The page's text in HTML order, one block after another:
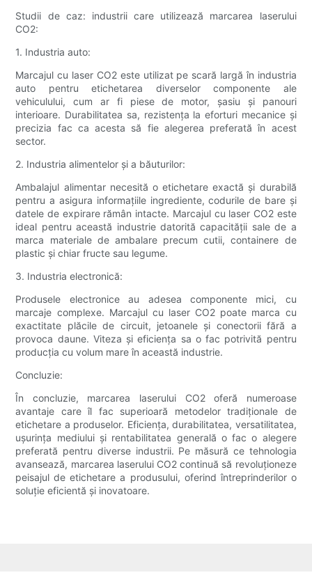
Studii de caz: industrii care utilizează marcarea laserului
CO2:
1. Industria auto:
Marcajul cu laser CO2 este utilizat pe scară largă în industria
auto pentru etichetarea diverselor componente ale
vehiculului, cum ar fi piese de motor, șasiu și panouri
interioare. Durabilitatea sa, rezistența la eforturi mecanice și
precizia fac ca acesta să fie alegerea preferată în acest
sector.
2. Industria alimentelor și a băuturilor:
Ambalajul alimentar necesită o etichetare exactă și durabilă
pentru a asigura informațiile ingrediente, codurile de bare și
datele de expirare rămân intacte. Marcajul cu laser CO2 este
ideal pentru această industrie datorită capacității sale de a
marca materiale de ambalare precum cutii, containere de
plastic și chiar fructe sau legume.
3. Industria electronică:
Produsele electronice au adesea componente mici, cu
marcaje complexe. Marcajul cu laser CO2 poate marca cu
exactitate plăcile de circuit, jetoanele și conectorii fără a
provoca daune. Viteza și eficiența sa o fac potrivită pentru
producția cu volum mare în această industrie.
Concluzie:
În concluzie, marcarea laserului CO2 oferă numeroase
avantaje care îl fac superioară metodelor tradiționale de
etichetare a produselor. Eficiența, durabilitatea, versatilitatea,
ușurința mediului și rentabilitatea generală o fac o alegere
preferată pentru diverse industrii. Pe măsură ce tehnologia
avansează, marcarea laserului CO2 continuă să revoluționeze
peisajul de etichetare a produsului, oferind întreprinderilor o
soluție eficientă și inovatoare.